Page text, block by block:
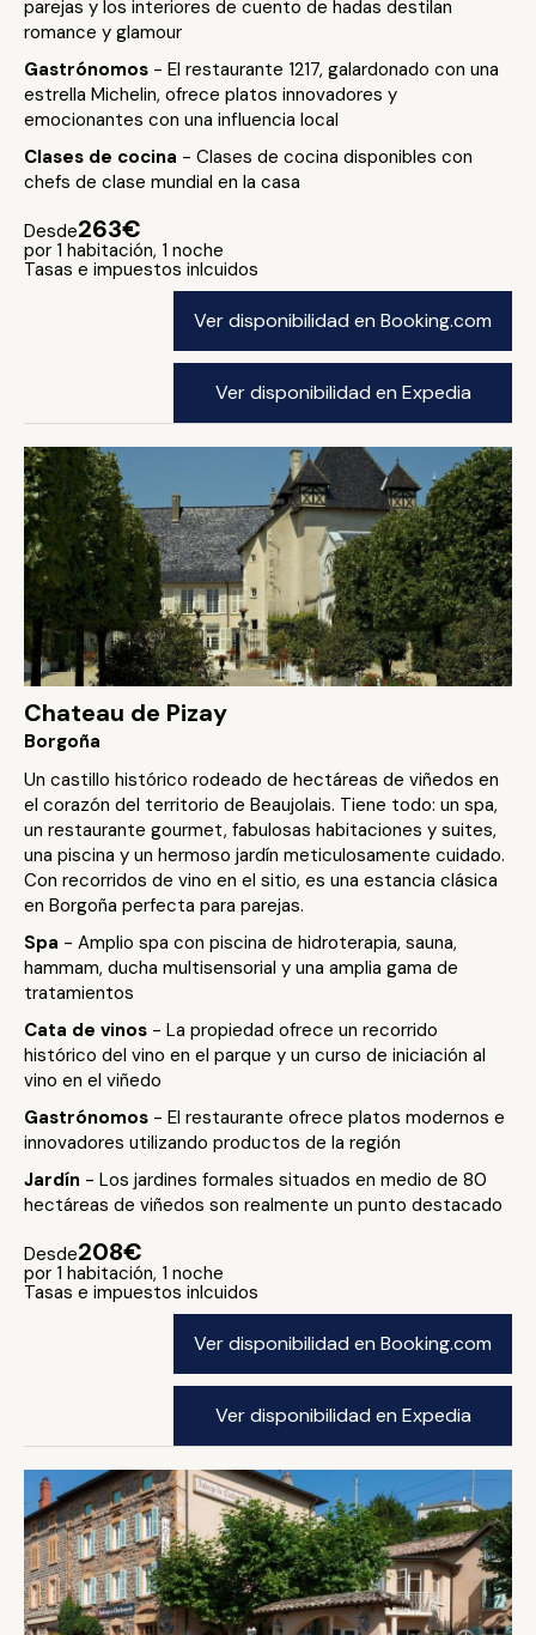
parejas y los interiores de cuento de hadas destilan
romance y glamour
Gastrónomos - El restaurante 1217, galardonado con una
estrella Michelin, ofrece platos innovadores y
emocionantes con una influencia local
Clases de cocina - Clases de cocina disponibles con
chefs de clase mundial en la casa
Desde263€
por 1 habitación, 1 noche
Tasas e impuestos inlcuidos
Ver disponibilidad en Booking.com
Ver disponibilidad en Expedia
Chateau de Pizay
Borgoña
Un castillo histórico rodeado de hectáreas de viñedos en
el corazón del territorio de Beaujolais. Tiene todo: un spa,
un restaurante gourmet, fabulosas habitaciones y suites,
una piscina y un hermoso jardín meticulosamente cuidado.
Con recorridos de vino en el sitio, es una estancia clásica
en Borgoña perfecta para parejas.
Spa - Amplio spa con piscina de hidroterapia, sauna,
hammam, ducha multisensorial y una amplia gama de
tratamientos
Cata de vinos - La propiedad ofrece un recorrido
histórico del vino en el parque y un curso de iniciación al
vino en el viñedo
Gastrónomos - El restaurante ofrece platos modernos e
innovadores utilizando productos de la región
Jardín - Los jardines formales situados en medio de 80
hectáreas de viñedos son realmente un punto destacado
Desde208€
por 1 habitación, 1 noche
Tasas e impuestos inlcuidos
Ver disponibilidad en Booking.com
Ver disponibilidad en Expedia